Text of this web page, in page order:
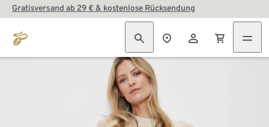
Gratisversand ab 29 € & kostenlose Rücksendung